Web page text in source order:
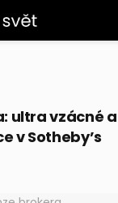
ultra vzácné
v Sotheby’s